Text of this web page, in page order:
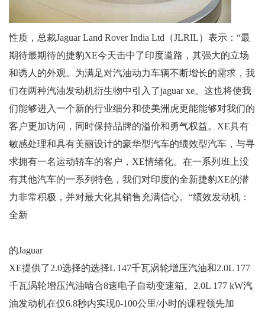
性质，总裁Jaguar Land Rover India Ltd（JLRIL）表示：“最
期待最期待的捷豹XE今天击中了印度道路，其强大的立场
和诱人的外观。为满足对汽油动力车辆不断增长的需求，我
们在两种汽油发动机衍生物中引入了jaguar xe。这也将使我
们能够进入一个新的行业细分和使美洲虎更能能够对我们的
客户更加访问，同时保持品牌的溢价和勇气权益。XE具有
敏感处理和具有美丽设计的豪华型汽车的绩效型汽车，与寻
求拥有一名运动轿车的客户，XE情绪化。在一系列班上没
有其他汽车的一系列特色，我们对印度的全新捷豹XE的潜
力非常积极，并对最大化其销售充满信心。“绩效发动机：
全新
的Jaguar
XE提供了2.0选择的选择L 147千瓦涡轮增压汽油和2.0L 177
千瓦涡轮增压汽油啮合8速电子自动变速箱。2.0L 177 kW汽
油发动机在仅6.8秒内实现0-100公里/小时的课程领先加